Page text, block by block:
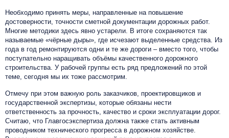
Необходимо принять меры, направленные на повышение
достоверности, точности сметной документации дорожных работ.
Многие методики здесь явно устарели. В итоге сохраняются так
называемые «чёрные дыры», где исчезают выделенные средства. Из
года в год ремонтируются одни и те же дороги – вместо того, чтобы
поступательно наращивать объёмы качественного дорожного
строительства. У рабочей группы есть ряд предложений по этой
теме, сегодня мы их тоже рассмотрим.
Отмечу при этом важную роль заказчиков, проектировщиков и
государственной экспертизы, которые обязаны нести
ответственность за прочность, качество и сроки эксплуатации дорог.
Считаю, что Главгосэкспертиза должна также стать активным
проводником технического прогресса в дорожном хозяйстве.